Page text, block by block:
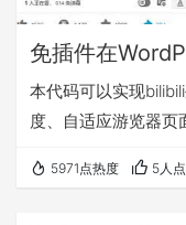
免插件在
本代码可以实现
度、自适应游览器页
5971点热度 5人